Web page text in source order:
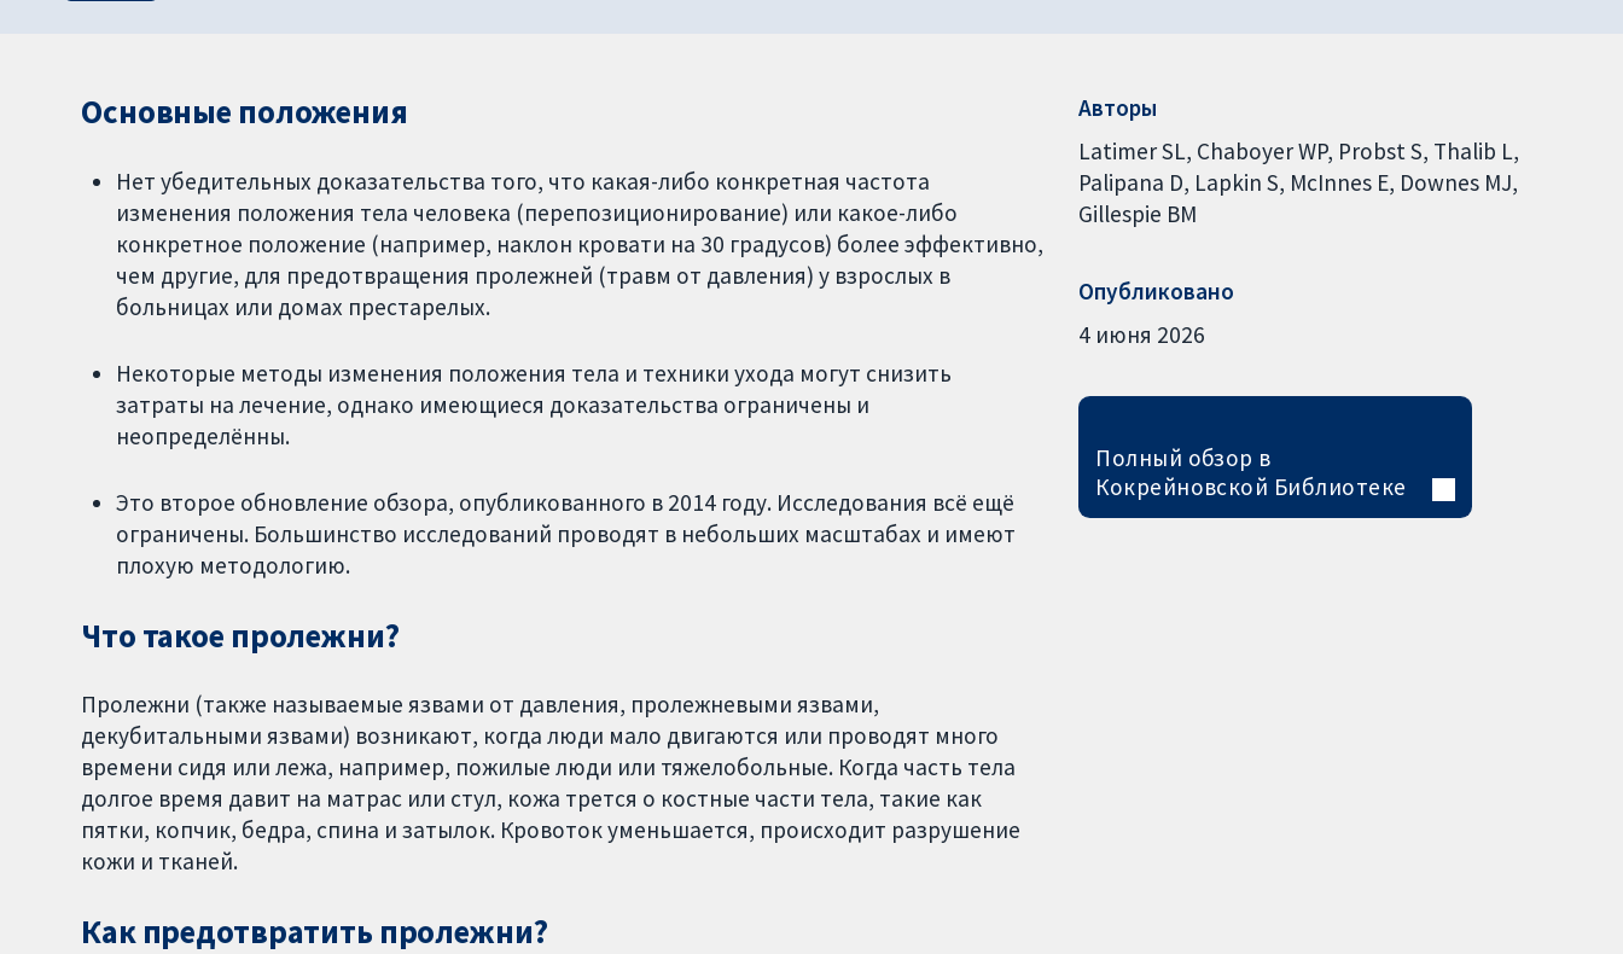
Основные положения
Нет убедительных доказательства того, что какая-либо конкретная частота
изменения положения тела человека (перепозиционирование) или какое-либо
конкретное положение (например, наклон кровати на 30 градусов) более эффективно,
чем другие, для предотвращения пролежней (травм от давления) у взрослых в
больницах или домах престарелых.
Некоторые методы изменения положения тела и техники ухода могут снизить
затраты на лечение, однако имеющиеся доказательства ограничены и
неопределённы.
Это второе обновление обзора, опубликованного в 2014 году. Исследования всё ещё
ограничены. Большинство исследований проводят в небольших масштабах и имеют
плохую методологию.
Что такое пролежни?
Пролежни (также называемые язвами от давления, пролежневыми язвами,
декубитальными язвами) возникают, когда люди мало двигаются или проводят много
времени сидя или лежа, например, пожилые люди или тяжелобольные. Когда часть тела
долгое время давит на матрас или стул, кожа трется о костные части тела, такие как
пятки, копчик, бедра, спина и затылок. Кровоток уменьшается, происходит разрушение
кожи и тканей.
Как предотвратить пролежни?
Авторы
Latimer SL Chaboyer WP Probst S Thalib L
Palipana D Lapkin S McInnes E Downes MJ
Gillespie BM
Опубликовано
4 июня 2026
Полный обзор в
Кокрейновской Библиотеке